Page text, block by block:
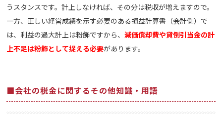
うスタンスです。計上しなければ、その分は税収が増えますので。
一方、正しい経営成績を示す必要のある損益計算書（会計側）で
は、利益の過大計上は粉飾ですから、減価償却費や貸倒引当金の計
上不足は粉飾として捉える必要があります。
■会社の税金に関するその他知識・用語